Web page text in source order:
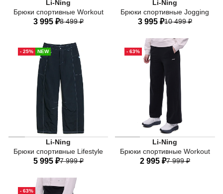
Li-Ning
Брюки спортивные Workout
Чёрные женские спортивные брюки из коллекции
3 995 ₽8 499 ₽
40 42 44 46
50
Li-Ning
Брюки спортивные Jogging
LN INNER DRY - Ткань с
3 995 ₽10 499 ₽
40 42 44 46
- 25% NEW
Li-Ning
Брюки спортивные Lifestyle
5 995 ₽7 999 ₽
40 42 44 46
- 63%
Li-Ning
Брюки спортивные Workout
LN BASE DRY - Базовый
2 995 ₽7 999 ₽
- 63%